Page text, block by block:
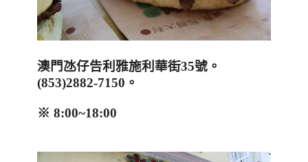
澳門氹仔告利雅施利華街35號。
(853)2882-7150 。
※ 8:00~18:00